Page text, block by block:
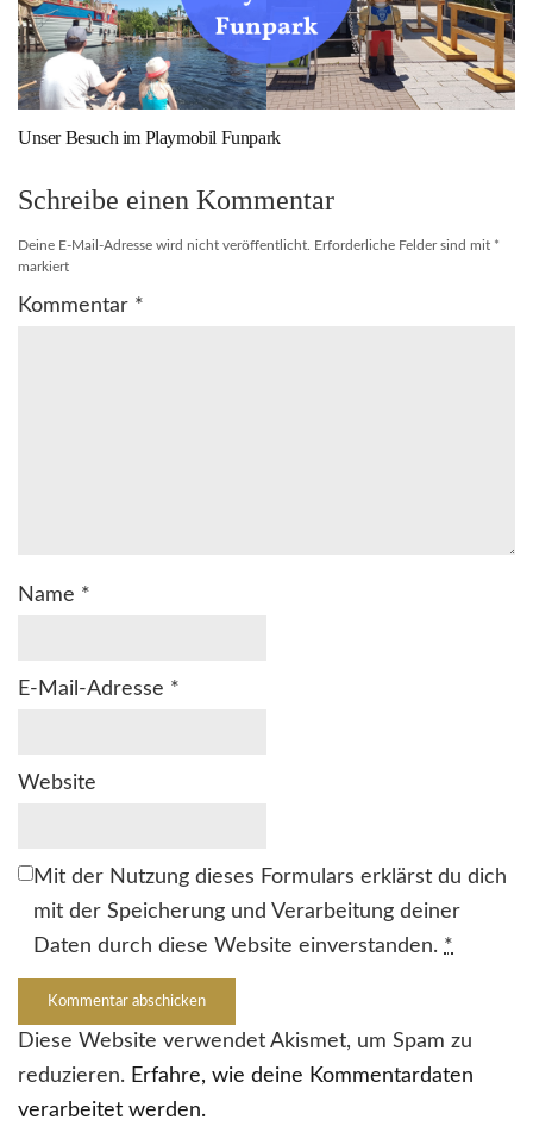
Unser Besuch im Playmobil Funpark
Schreibe einen Kommentar
Deine E-Mail-Adresse wird nicht veröffentlicht. Erforderliche Felder sind mit *
markiert
Kommentar *
Name *
E-Mail-Adresse *
Website
Mit der Nutzung dieses Formulars erklärst du dich
mit der Speicherung und Verarbeitung deiner
Daten durch diese Website einverstanden. *
Diese Website verwendet Akismet, um Spam zu
reduzieren. Erfahre, wie deine Kommentardaten
verarbeitet werden.